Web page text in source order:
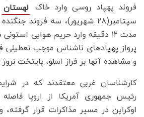
فروند پهپاد روسی وارد خاک
لهستان
مدت ۱۲ دقیقه وارد حریم هوایی
پرواز پهپادهای ناشناس موجب تعطیلی
و مشاهده آنها بر فراز اسلو، پایتخت
کارشناسان غربی معتقدند که در
رئیس جمهوری آمریکا از اروپا
اوکراین در مسیر مذاکرات قرار گرفته،